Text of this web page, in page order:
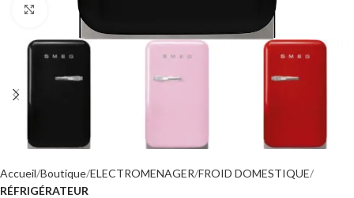
Click to enlarge
Accueil Boutique ELECTROMENAGER FROID DOMESTIQUE
RÉFRIGÉRATEUR